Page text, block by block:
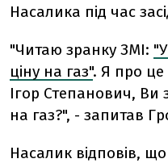
Насалика під час
"Читаю зранку ЗМІ:
ціну на газ". Я про це
Ігор Степанович, Ви
на газ?", - запитав
Насалик відповів,